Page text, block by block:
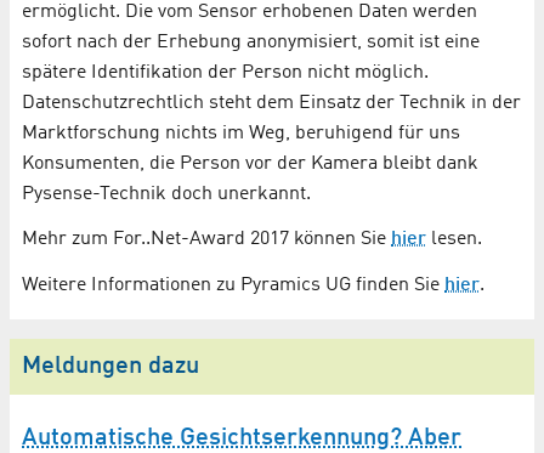
ermöglicht. Die vom Sensor erhobenen Daten werden
sofort nach der Erhebung anonymisiert, somit ist eine
spätere Identifikation der Person nicht möglich.
Datenschutzrechtlich steht dem Einsatz der Technik in der
Marktforschung nichts im Weg, beruhigend für uns
Konsumenten, die Person vor der Kamera bleibt dank
Pysense-Technik doch unerkannt.
Mehr zum For..Net-Award 2017 können Sie hier lesen.
Weitere Informationen zu Pyramics UG finden Sie hier.
Meldungen dazu
Automatische Gesichtserkennung? Aber